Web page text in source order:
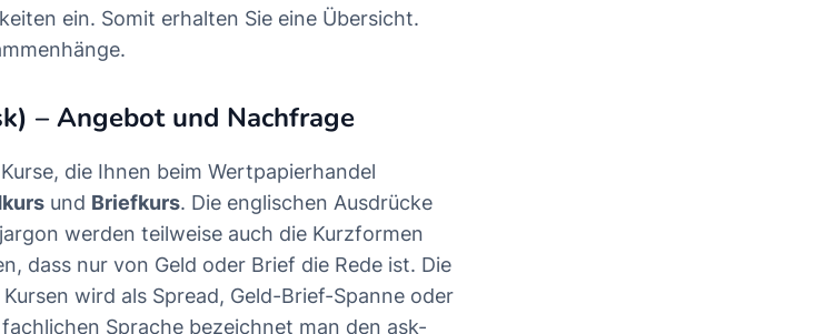
ein. Somit erhalten Sie eine Übersicht.
– Angebot und Nachfrage
die Ihnen beim Wertpapierhandel
und Briefkurs. Die englischen Ausdrücke
werden teilweise auch die Kurzformen
dass nur von Geld oder Brief die Rede ist. Die
wird als Spread, Geld-Brief-Spanne oder
Sprache bezeichnet man den ask-